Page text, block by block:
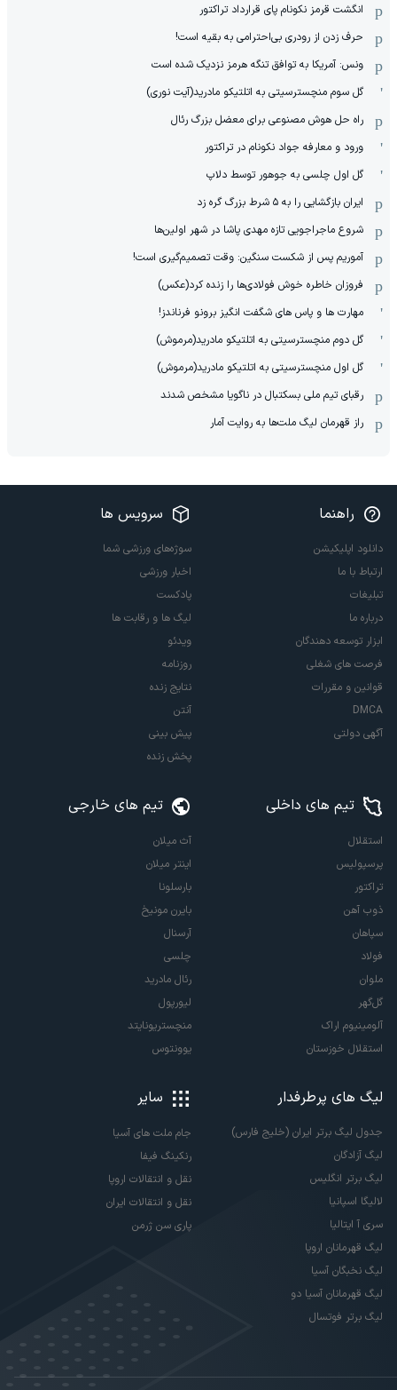
انگشت قرمز نکونام پای قرارداد تراکتور
حرف زدن از رودری بی‌احترامی به بقیه است!
ونس: آمریکا به توافق تنگه هرمز نزدیک شده است
گل سوم منچسترسیتی به اتلتیکو مادرید(آیت نوری)
راه حل هوش مصنوعی برای معضل بزرگ رئال
ورود و معارفه جواد نکونام در تراکتور
گل اول چلسی به جوهور توسط دلاپ
ایران بازگشایی را به ۵ شرط بزرگ گره زد
شروع ماجراجویی تازه مهدی پاشا در شهر اولین‌ها
آموریم پس از شکست سنگین: وقت تصمیم‌گیری است!
فروزان خاطره خوش فولادی‌ها را زنده کرد(عکس)
مهارت ها و پاس های شگفت انگیز برونو فرناندز!
گل دوم منچسترسیتی به اتلتیکو مادرید(مرموش)
گل اول منچسترسیتی به اتلتیکو مادرید(مرموش)
رقبای تیم ملی بسکتبال در ناگویا مشخص‌ شدند
راز قهرمان لیگ ملت‌ها به روایت آمار
راهنما
دانلود اپلیکیشن
ارتباط با ما
تبلیغات
درباره ما
ابزار توسعه دهندگان
فرصت های شغلی
قوانین و مقررات
DMCA
آگهی دولتی
سرویس ها
سوژه‌های ورزشی شما
اخبار ورزشی
پادکست
لیگ ها و رقابت ها
ویدئو
روزنامه
نتایج زنده
آنتن
پیش بینی
پخش زنده
تیم های داخلی
استقلال
پرسپولیس
تراکتور
ذوب آهن
سپاهان
فولاد
ملوان
گل‌گهر
آلومینیوم اراک
استقلال خوزستان
تیم های خارجی
آث میلان
اینتر میلان
بارسلونا
بایرن مونیخ
آرسنال
چلسی
رئال مادرید
لیورپول
منچستریونایتد
یوونتوس
لیگ های پرطرفدار
جدول لیگ برتر ایران (خلیج فارس)
لیگ آزادگان
لیگ برتر انگلیس
لالیگا اسپانیا
سری آ ایتالیا
لیگ قهرمانان اروپا
لیگ نخبگان آسیا
لیگ قهرمانان آسیا دو
لیگ برتر فوتسال
سایر
جام ملت های آسیا
رنکینگ فیفا
نقل و انتقالات اروپا
نقل و انتقالات ایران
پاری سن ژرمن